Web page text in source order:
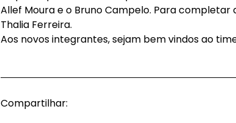
Allef Moura e o Bruno Campelo. Para completar
Thalia Ferreira.
Aos novos integrantes, sejam bem vindos ao
Compartilhar: